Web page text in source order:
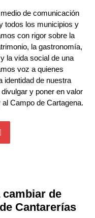
de comunicación
todos los municipios y
con rigor sobre la
la gastronomía,
la vida social de una
voz a quienes
identidad de nuestra
y poner en valor
Campo de Cartagena.
cambiar de
Cantarerías